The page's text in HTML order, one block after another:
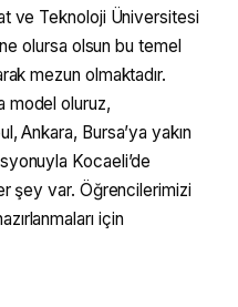
ve Teknoloji Üniversitesi
olursa olsun bu temel
mezun olmaktadır.
model oluruz,
Ankara, Bursa’ya yakın
Kocaeli’de
şey var. Öğrencilerimizi
için